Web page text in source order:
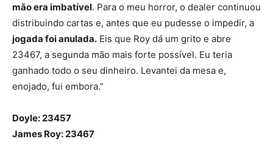
mão era imbatível. Para o meu horror, o dealer continuou
distribuindo cartas e, antes que eu pudesse o impedir, a
jogada foi anulada. Eis que Roy dá um grito e abre
23467, a segunda mão mais forte possível. Eu teria
ganhado todo o seu dinheiro. Levantei da mesa e,
enojado, fui embora.”
Doyle: 23457
James Roy: 23467